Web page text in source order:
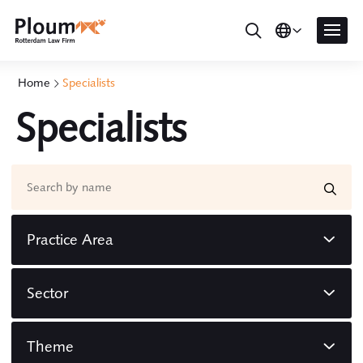
Home Specialists
Specialists
Practice Area
Sector
Theme